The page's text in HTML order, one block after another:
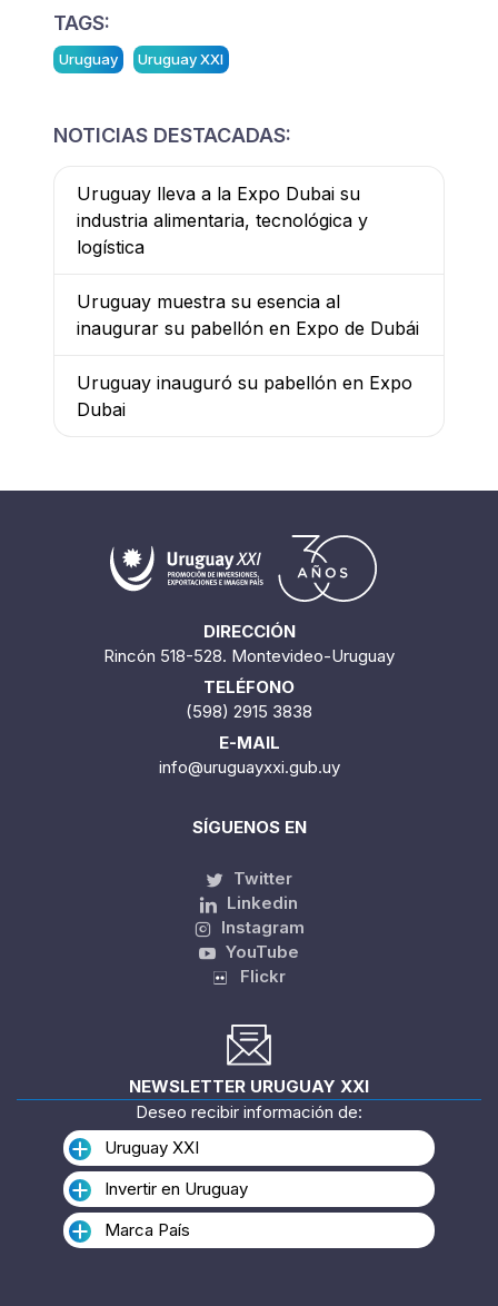
TAGS:
Uruguay Uruguay XXI
NOTICIAS DESTACADAS:
Uruguay lleva a la Expo Dubai su
industria alimentaria, tecnológica y
logística
Uruguay muestra su esencia al
inaugurar su pabellón en Expo de Dubái
Uruguay inauguró su pabellón en Expo
Dubai
DIRECCIÓN
Rincón 518-528. Montevideo-Uruguay
TELÉFONO
(598) 2915 3838
E-MAIL
info@uruguayxxi.gub.uy
SÍGUENOS EN
Twitter
Linkedin
Instagram
YouTube
Flickr
NEWSLETTER URUGUAY XXI
Deseo recibir información de:
Uruguay XXI
Invertir en Uruguay
Marca País